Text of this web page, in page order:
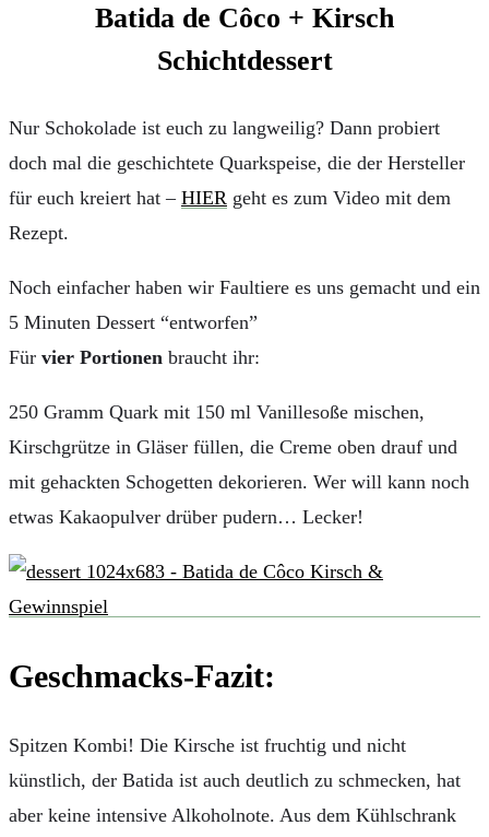
Batida de Côco + Kirsch
Schichtdessert
Nur Schokolade ist euch zu langweilig? Dann probiert
doch mal die geschichtete Quarkspeise, die der Hersteller
für euch kreiert hat – HIER geht es zum Video mit dem
Rezept.
Noch einfacher haben wir Faultiere es uns gemacht und ein
5 Minuten Dessert “entworfen”
Für vier Portionen braucht ihr:
250 Gramm Quark mit 150 ml Vanillesoße mischen,
Kirschgrütze in Gläser füllen, die Creme oben drauf und
mit gehackten Schogetten dekorieren. Wer will kann noch
etwas Kakaopulver drüber pudern… Lecker!
Geschmacks-Fazit:
Spitzen Kombi! Die Kirsche ist fruchtig und nicht
künstlich, der Batida ist auch deutlich zu schmecken, hat
aber keine intensive Alkoholnote. Aus dem Kühlschrank